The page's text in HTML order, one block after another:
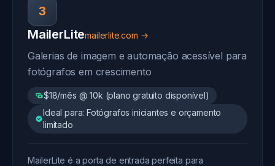
3
MailerLitemailerlite.com →
Galerias de imagem e automação acessível para
fotógrafos em crescimento
$18/mês @ 10k (plano gratuito disponível)
Ideal para: Fotógrafos iniciantes e orçamento
limitado
MailerLite é a porta de entrada perfeita para